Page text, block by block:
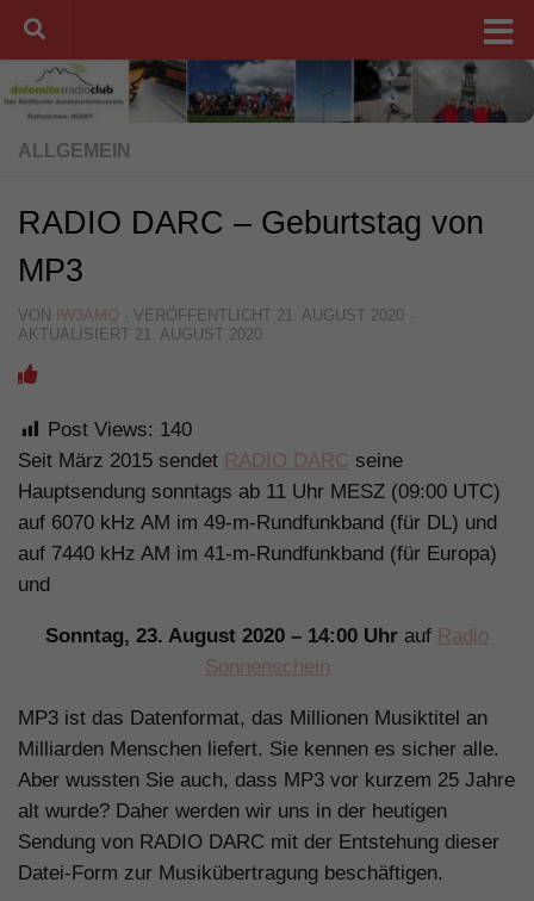
Unter dem Inhalt
ALLGEMEIN
RADIO DARC – Geburtstag von
MP3
VON IW3AMQ · VERÖFFENTLICHT 21. AUGUST 2020 ·
AKTUALISIERT 21. AUGUST 2020
Post Views: 140
Seit März 2015 sendet RADIO DARC seine
Hauptsendung sonntags ab 11 Uhr MESZ (09:00 UTC)
auf 6070 kHz AM im 49-m-Rundfunkband (für DL) und
auf 7440 kHz AM im 41-m-Rundfunkband (für Europa)
und
Sonntag, 23. August 2020 – 14:00 Uhr auf Radio
Sonnenschein
MP3 ist das Datenformat, das Millionen Musiktitel an
Milliarden Menschen liefert. Sie kennen es sicher alle.
Aber wussten Sie auch, dass MP3 vor kurzem 25 Jahre
alt wurde? Daher werden wir uns in der heutigen
Sendung von RADIO DARC mit der Entstehung dieser
Datei-Form zur Musikübertragung beschäftigen.